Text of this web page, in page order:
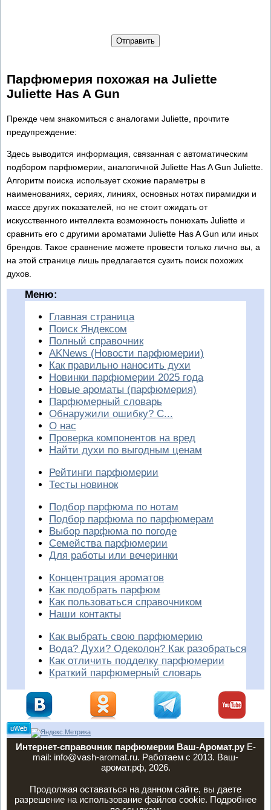
Отправить
Парфюмерия похожая на Juliette
Juliette Has A Gun
Прежде чем знакомиться с аналогами Juliette, прочтите
предупреждение:
Здесь выводится информация, связанная с автоматическим
подбором парфюмерии, аналогичной Juliette Has A Gun Juliette.
Алгоритм поиска использует схожие параметры в
наименованиях, сериях, линиях, основных нотах пирамидки и
массе других показателей, но не стоит ожидать от
искусственного интеллекта возможность понюхать Juliette и
сравнить его с другими ароматами Juliette Has A Gun или иных
брендов. Такое сравнение можете провести только лично вы, а
на этой странице лишь предлагается сузить поиск похожих
духов.
Меню:
Главная страница
Поиск Яндексом
Полный справочник
AKNews (Новости парфюмерии)
Как правильно наносить духи
Новинки парфюмерии 2025 года
Новые ароматы (парфюмерия)
Парфюмерный словарь
Обнаружили ошибку? С...
О нас
Проверка компонентов на вред
Найти духи по выгодным ценам
Рейтинги парфюмерии
Тесты новинок
Подбор парфюма по нотам
Подбор парфюма по парфюмерам
Выбор парфюма по погоде
Семейства парфюмерии
Для работы или вечеринки
Концентрация ароматов
Как подобрать парфюм
Как пользоваться справочником
Наши контакты
Как выбрать свою парфюмерию
Вода? Духи? Одеколон? Как разобраться
Как отличить подделку парфюмерии
Краткий парфюмерный словарь
Интернет-справочник парфюмерии Ваш-Аромат.руE-
mail: info@vash-aromat.ru. Работаем с 2013. Ваш-
аромат.рф, 2026.
Продолжая оставаться на данном сайте, вы даете
разрешение на использование файлов cookie. Подробнее